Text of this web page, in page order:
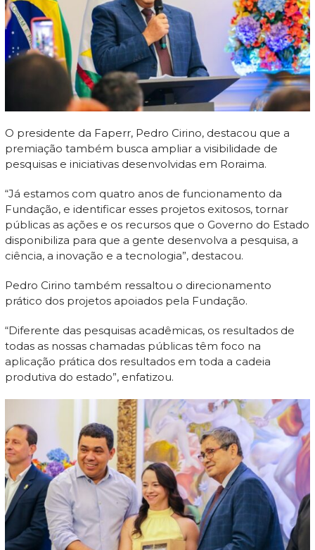
O presidente da Faperr, Pedro Cirino, destacou que a
premiação também busca ampliar a visibilidade de
pesquisas e iniciativas desenvolvidas em Roraima.
“Já estamos com quatro anos de funcionamento da
Fundação, e identificar esses projetos exitosos, tornar
públicas as ações e os recursos que o Governo do Estado
disponibiliza para que a gente desenvolva a pesquisa, a
ciência, a inovação e a tecnologia”, destacou.
Pedro Cirino também ressaltou o direcionamento
prático dos projetos apoiados pela Fundação.
“Diferente das pesquisas acadêmicas, os resultados de
todas as nossas chamadas públicas têm foco na
aplicação prática dos resultados em toda a cadeia
produtiva do estado”, enfatizou.